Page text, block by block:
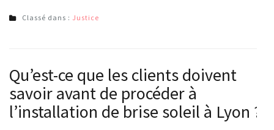
Classé dans : Justice
Qu’est-ce que les clients doivent
savoir avant de procéder à
l’installation de brise soleil à Lyon ?